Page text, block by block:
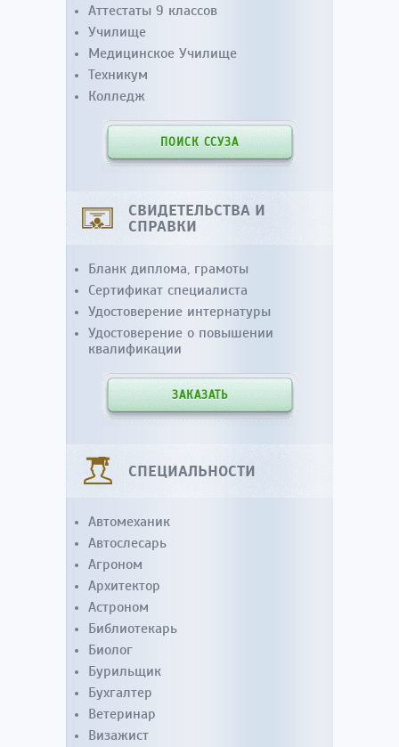
Аттестаты 9 классов
Училище
Медицинское Училище
Техникум
Колледж
ПОИСК ССУЗА
СВИДЕТЕЛЬСТВА И
СПРАВКИ
Бланк диплома, грамоты
Сертификат специалиста
Удостоверение интернатуры
Удостоверение о повышении
квалификации
ЗАКАЗАТЬ
СПЕЦИАЛЬНОСТИ
Автомеханик
Автослесарь
Агроном
Архитектор
Астроном
Библиотекарь
Биолог
Бурильщик
Бухгалтер
Ветеринар
Визажист